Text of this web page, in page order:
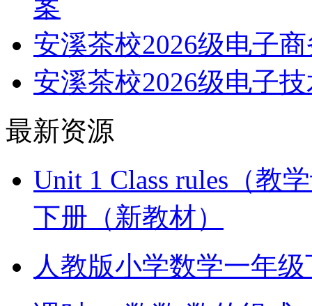
案
安溪茶校2026级电子
安溪茶校2026级电子
最新资源
Unit 1 Class rules（教
下册（新教材）
人教版小学数学一年